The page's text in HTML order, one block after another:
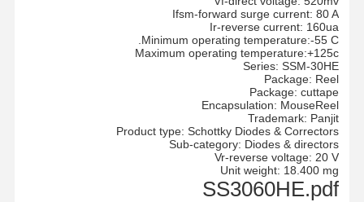
Ifsm-forward surge current: 80 A
Ir-reverse current: 160ua
Minimum operating temperature:-55 C.
Maximum operating temperature:+125c
Series: SSM-30HE
Package: Reel
Package: cuttape
Encapsulation: MouseReel
Trademark: Panjit
Product type: Schottky Diodes & Correctors
Sub-category: Diodes & directors
Vr-reverse voltage: 20 V
Unit weight: 18.400 mg
SS3060HE.pdf